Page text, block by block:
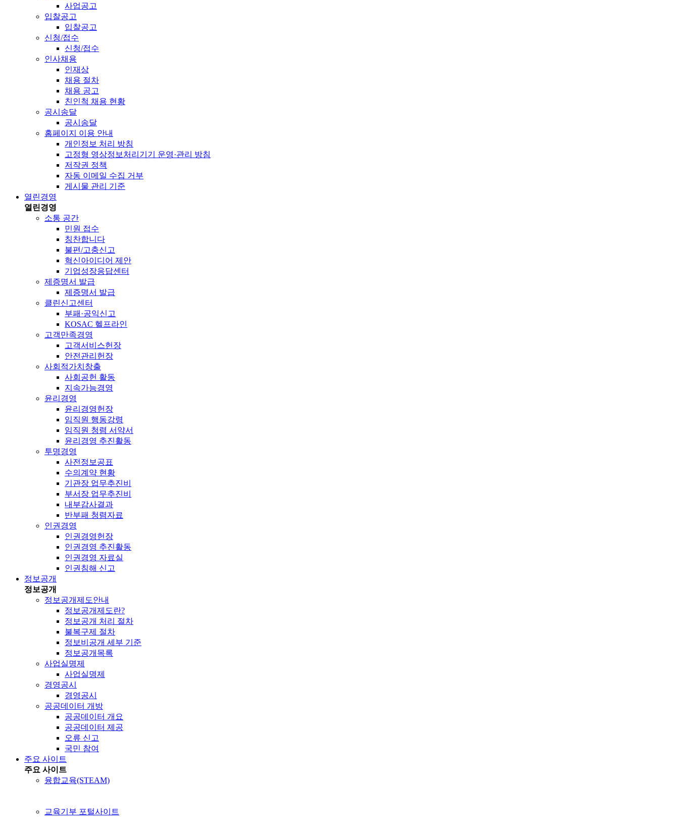
사업공고
입찰공고
입찰공고
신청/접수
신청/접수
인사채용
인재상
채용 절차
채용 공고
친인척 채용 현황
공시송달
공시송달
홈페이지 이용 안내
개인정보 처리 방침
고정형 영상정보처리기기 운영·관리 방침
저작권 정책
자동 이메일 수집 거부
게시물 관리 기준
열린경영
열린경영
소통 공간
민원 접수
칭찬합니다
불편/고충신고
혁신아이디어 제안
기업성장응답센터
제증명서 발급
제증명서 발급
클린신고센터
부패·공익신고
KOSAC 헬프라인
고객만족경영
고객서비스헌장
안전관리헌장
사회적가치창출
사회공헌 활동
지속가능경영
윤리경영
윤리경영헌장
임직원 행동강령
임직원 청렴 서약서
윤리경영 추진활동
투명경영
사전정보공표
수의계약 현황
기관장 업무추진비
부서장 업무추진비
내부감사결과
반부패 청렴자료
인권경영
인권경영헌장
인권경영 추진활동
인권경영 자료실
인권침해 신고
정보공개
정보공개
정보공개제도안내
정보공개제도란?
정보공개 처리 절차
불복구제 절차
정보비공개 세부 기준
정보공개목록
사업실명제
사업실명제
경영공시
경영공시
공공데이터 개방
공공데이터 개요
공공데이터 제공
오류 신고
국민 참여
주요 사이트
주요 사이트
융합교육(STEAM)
교육기부 포털사이트